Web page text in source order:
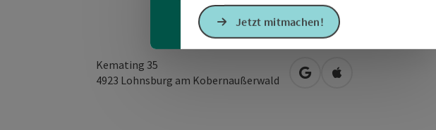
Jetzt mitmachen!
Kemating 35
4923 Lohnsburg am Kobernaußerwald in Google Maps öffnen
in Apple Maps